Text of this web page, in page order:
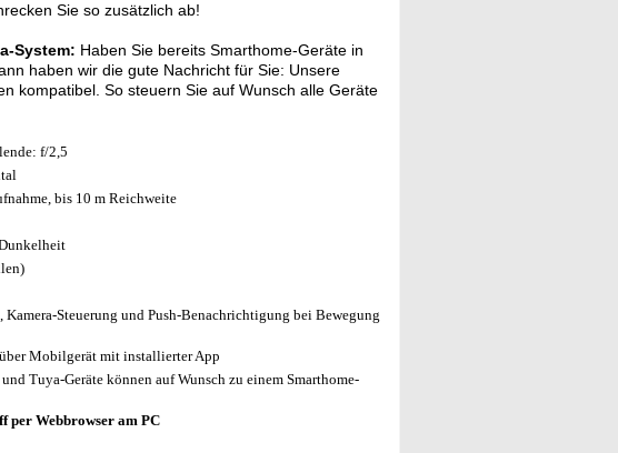
Sie so zusätzlich ab!
System: Haben Sie bereits Smarthome-Geräte in
haben wir die gute Nachricht für Sie: Unsere
kompatibel. So steuern Sie auf Wunsch alle Geräte
f/2,5
bis 10 m Reichweite
Steuerung und Push-Benachrichtigung bei Bewegung
über Mobilgerät mit installierter App
Tuya-Geräte können auf Wunsch zu einem Smarthome-
per Webbrowser am PC